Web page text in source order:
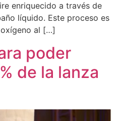
enriquecido a través de
líquido. Este proceso es
al […]
poder
de la lanza